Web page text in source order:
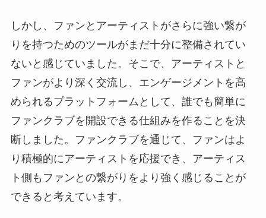
しかし、ファンとアーティストがさらに強い繋が
りを持つためのツールがまだ十分に整備されてい
ないと感じていました。そこで、アーティストと
ファンがより深く交流し、エンゲージメントを高
められるプラットフォームとして、誰でも簡単に
ファンクラブを開設できる仕組みを作ることを決
断しました。ファンクラブを通じて、ファンはよ
り積極的にアーティストを応援でき、アーティス
ト側もファンとの繋がりをより強く感じることが
できると考えています。